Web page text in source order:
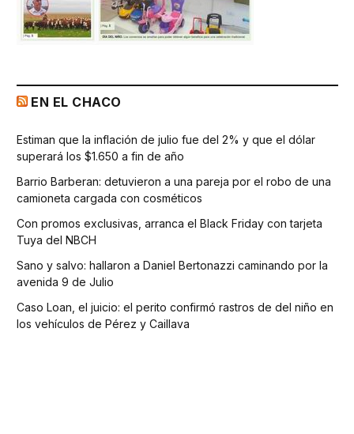
EN EL CHACO
Estiman que la inflación de julio fue del 2% y que el dólar
superará los $1.650 a fin de año
Barrio Barberan: detuvieron a una pareja por el robo de una
camioneta cargada con cosméticos
Con promos exclusivas, arranca el Black Friday con tarjeta
Tuya del NBCH
Sano y salvo: hallaron a Daniel Bertonazzi caminando por la
avenida 9 de Julio
Caso Loan, el juicio: el perito confirmó rastros de del niño en
los vehículos de Pérez y Caillava